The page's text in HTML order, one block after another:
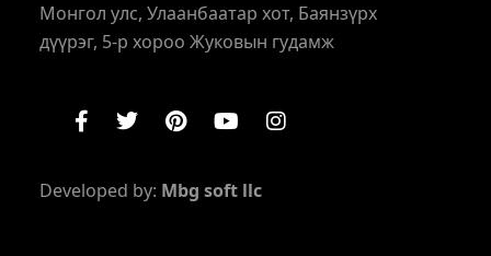
Монгол улс, Улаанбаатар хот, Баянзүрх
дүүрэг, 5-р хороо Жуковын гудамж
Developed by: Mbg soft llc